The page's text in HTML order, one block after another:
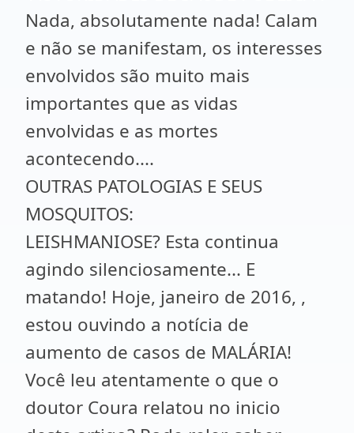
Nada, absolutamente nada! Calam
e não se manifestam, os interesses
envolvidos são muito mais
importantes que as vidas
envolvidas e as mortes
acontecendo....
OUTRAS PATOLOGIAS E SEUS
MOSQUITOS:
LEISHMANIOSE? Esta continua
agindo silenciosamente... E
matando! Hoje, janeiro de 2016, ,
estou ouvindo a notícia de
aumento de casos de MALÁRIA!
Você leu atentamente o que o
doutor Coura relatou no inicio